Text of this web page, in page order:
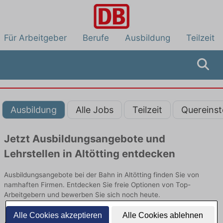
Alle Cookies akzeptieren Alle Cookies ablehnen
Für Arbeitgeber Berufe Ausbildung Teilzeit
Ausbildung Alle Jobs Teilzeit
Jetzt Ausbildungsangebote und
Lehrstellen in Altötting entdecken
Ausbildungsangebote bei der Bahn in Altötting finden Sie von
namhaften Firmen. Entdecken Sie freie Optionen von Top-
Arbeitgebern und bewerben Sie sich noch heute.